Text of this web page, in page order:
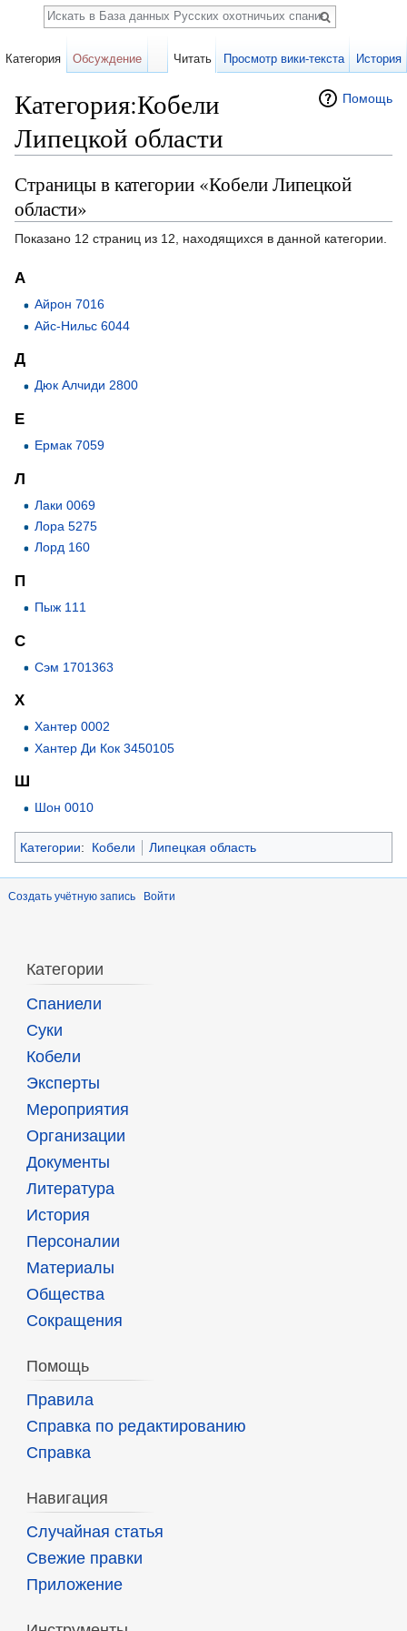
Помощь
Категория:Кобели
Липецкой области
Страницы в категории «Кобели Липецкой
области»
Показано 12 страниц из 12, находящихся в данной категории.
А
Айрон 7016
Айс-Нильс 6044
Д
Дюк Алчиди 2800
Е
Ермак 7059
Л
Лаки 0069
Лора 5275
Лорд 160
П
Пыж 111
С
Сэм 1701363
Х
Хантер 0002
Хантер Ди Кок 3450105
Ш
Шон 0010
Категории: Кобели Липецкая область
Создать учётную запись Войти
Категория Обсуждение Читать Просмотр вики-текста История
Поиск
Категории
Спаниели
Суки
Кобели
Эксперты
Мероприятия
Организации
Документы
Литература
История
Персоналии
Материалы
Общества
Сокращения
Помощь
Правила
Справка по редактированию
Справка
Навигация
Случайная статья
Свежие правки
Приложение